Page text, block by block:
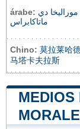
árabe: موراليخا دي
ماتاكابراس
Chino: 莫拉莱哈
马塔卡夫拉斯
MEDIOS